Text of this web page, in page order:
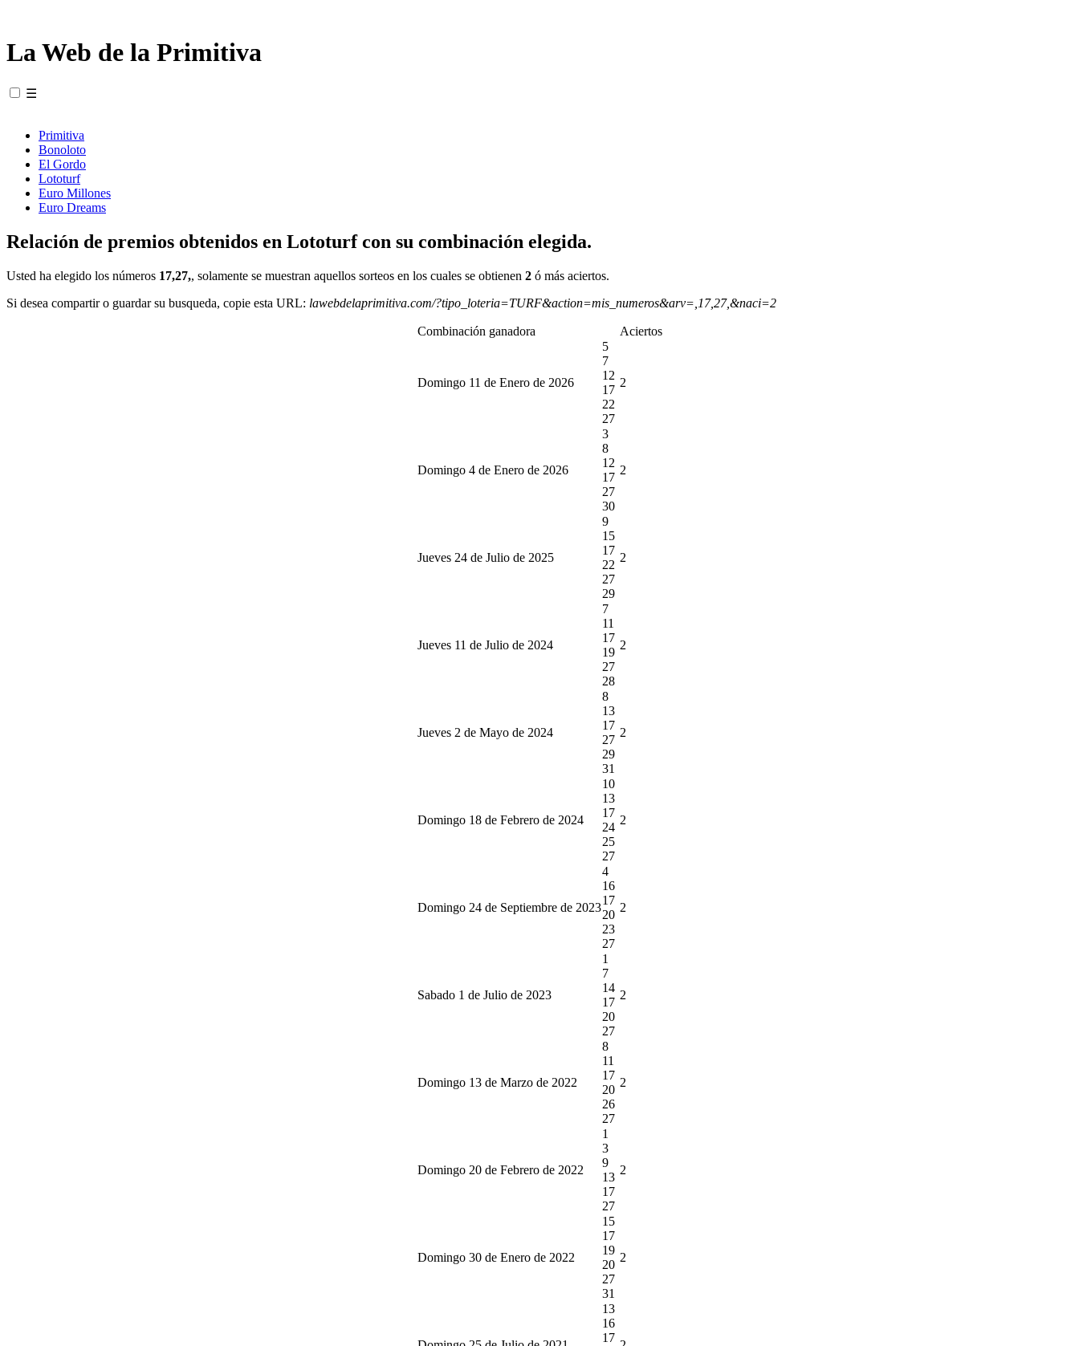
La Web de la Primitiva
☰
Primitiva
Bonoloto
El Gordo
Lototurf
Euro Millones
Euro Dreams
Relación de premios obtenidos en Lototurf con su combinación elegida.
Usted ha elegido los números 17,27,, solamente se muestran aquellos sorteos en los cuales se obtienen 2 ó más aciertos.
Si desea compartir o guardar su busqueda, copie esta URL: lawebdelaprimitiva.com/?tipo_loteria=TURF&action=mis_numeros&arv=,17,27,&naci=2
Combinación ganadora Aciertos
Domingo 11 de Enero de 2026
5
7
12
17
22
27
2
Domingo 4 de Enero de 2026
3
8
12
17
27
30
2
Jueves 24 de Julio de 2025
9
15
17
22
27
29
2
Jueves 11 de Julio de 2024
7
11
17
19
27
28
2
Jueves 2 de Mayo de 2024
8
13
17
27
29
31
2
Domingo 18 de Febrero de 2024
10
13
17
24
25
27
2
Domingo 24 de Septiembre de 2023
4
16
17
20
23
27
2
Sabado 1 de Julio de 2023
1
7
14
17
20
27
2
Domingo 13 de Marzo de 2022
8
11
17
20
26
27
2
Domingo 20 de Febrero de 2022
1
3
9
13
17
27
2
Domingo 30 de Enero de 2022
15
17
19
20
27
31
2
13
16
17